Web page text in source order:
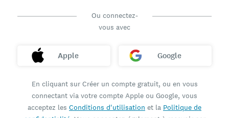
Ou connectez-
vous avec
Apple Google
En cliquant sur Créer un compte gratuit, ou en vous
connectant via votre compte Apple ou Google, vous
acceptez les Conditions d'utilisation et la Politique de